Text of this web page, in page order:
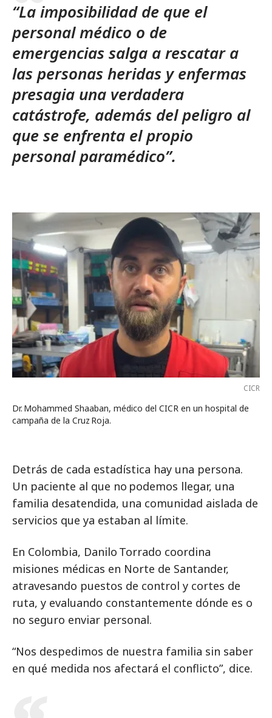
“La imposibilidad de que el
personal médico o de
emergencias salga a rescatar a
las personas heridas y enfermas
presagia una verdadera
catástrofe, además del peligro al
que se enfrenta el propio
personal paramédico”.
CICR
Dr. Mohammed Shaaban, médico del CICR en un hospital de
campaña de la Cruz Roja.
Detrás de cada estadística hay una persona.
Un paciente al que no podemos llegar, una
familia desatendida, una comunidad aislada de
servicios que ya estaban al límite.
En Colombia, Danilo Torrado coordina
misiones médicas en Norte de Santander,
atravesando puestos de control y cortes de
ruta, y evaluando constantemente dónde es o
no seguro enviar personal.
“Nos despedimos de nuestra familia sin saber
en qué medida nos afectará el conflicto”, dice.